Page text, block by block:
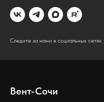
Следите за нами в социальных сетях
Вент-Сочи